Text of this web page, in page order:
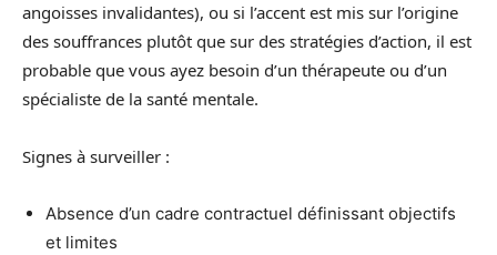
angoisses invalidantes), ou si l’accent est mis sur l’origine
des souffrances plutôt que sur des stratégies d’action, il est
probable que vous ayez besoin d’un thérapeute ou d’un
spécialiste de la santé mentale.
Signes à surveiller :
Absence d’un cadre contractuel définissant objectifs
et limites